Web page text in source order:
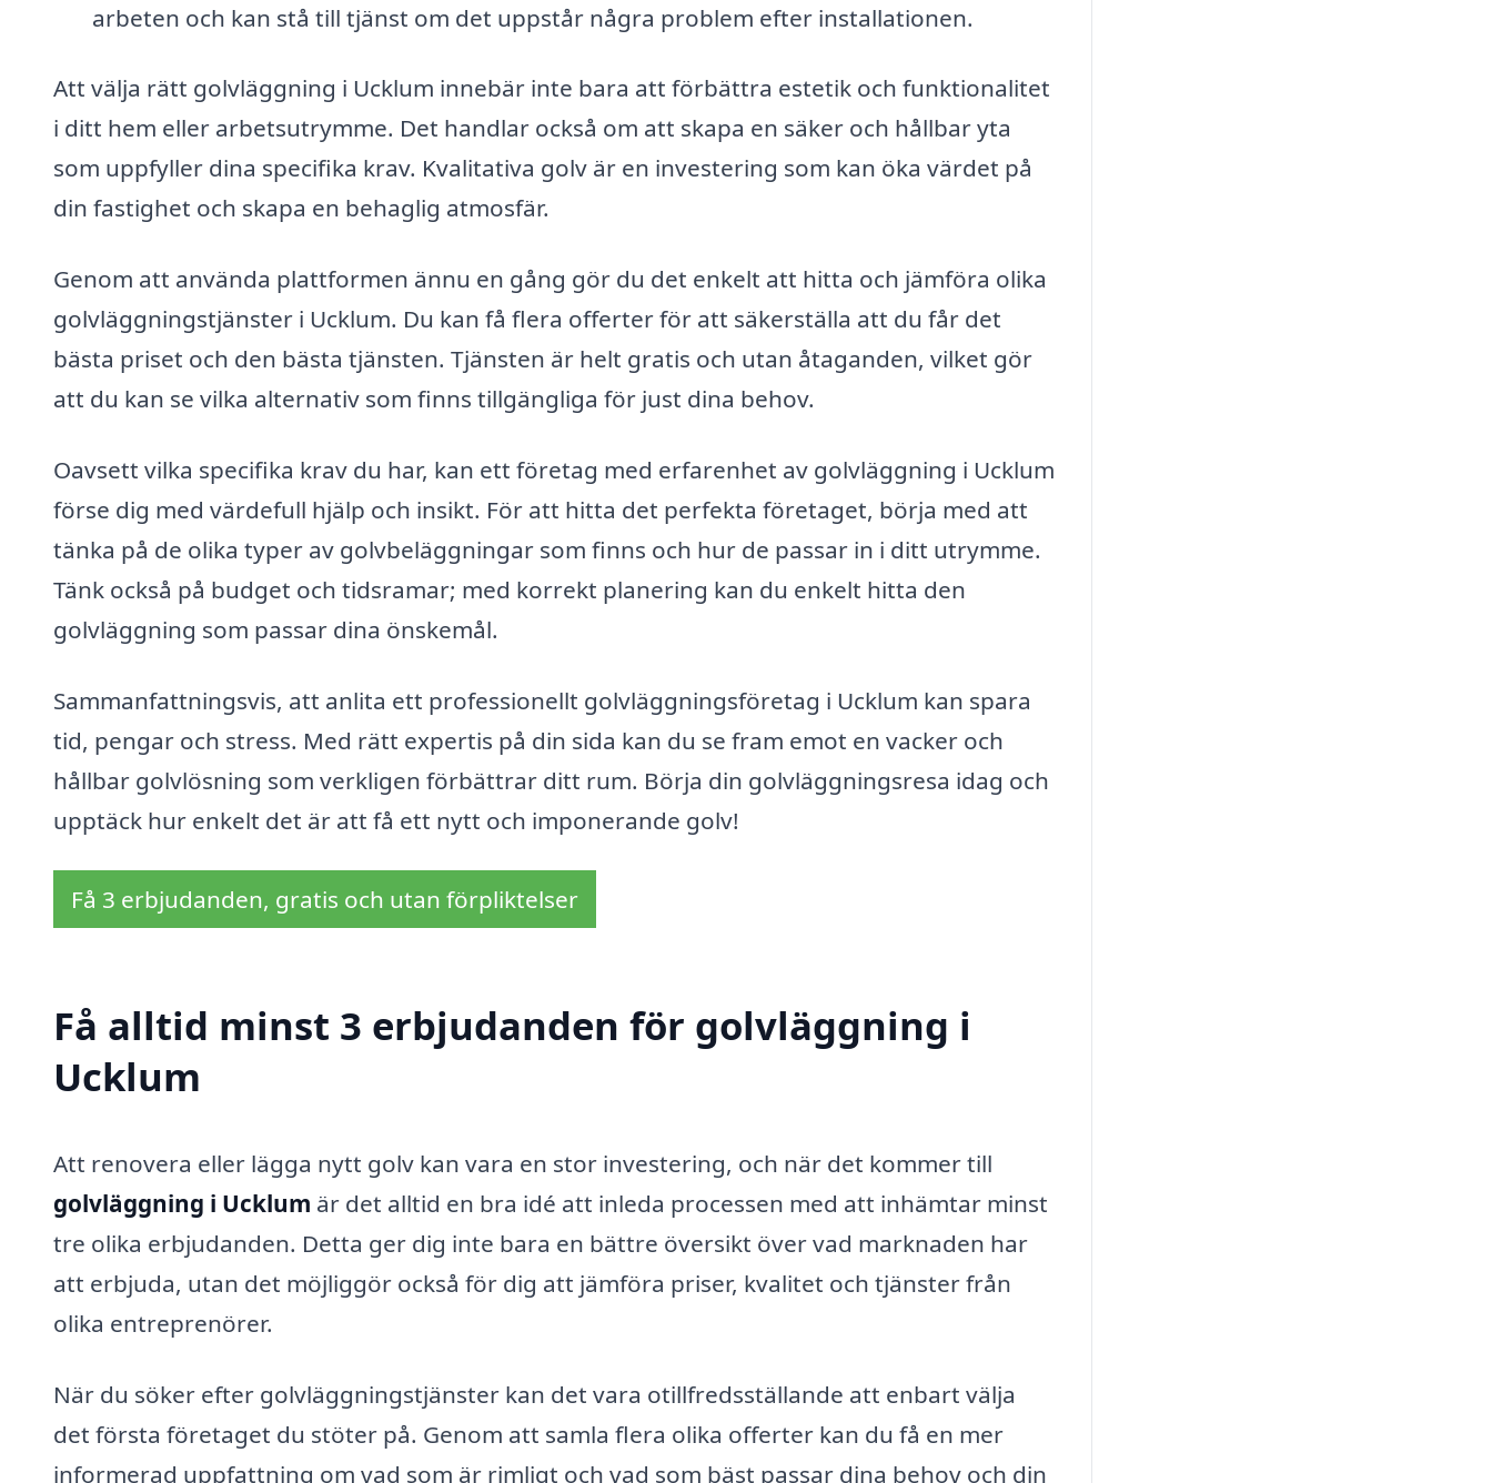
arbeten och kan stå till tjänst om det uppstår några problem efter installationen.
Att välja rätt golvläggning i Ucklum innebär inte bara att förbättra estetik och funktionalitet
i ditt hem eller arbetsutrymme. Det handlar också om att skapa en säker och hållbar yta
som uppfyller dina specifika krav. Kvalitativa golv är en investering som kan öka värdet på
din fastighet och skapa en behaglig atmosfär.
Genom att använda plattformen ännu en gång gör du det enkelt att hitta och jämföra olika
golvläggningstjänster i Ucklum. Du kan få flera offerter för att säkerställa att du får det
bästa priset och den bästa tjänsten. Tjänsten är helt gratis och utan åtaganden, vilket gör
att du kan se vilka alternativ som finns tillgängliga för just dina behov.
Oavsett vilka specifika krav du har, kan ett företag med erfarenhet av golvläggning i Ucklum
förse dig med värdefull hjälp och insikt. För att hitta det perfekta företaget, börja med att
tänka på de olika typer av golvbeläggningar som finns och hur de passar in i ditt utrymme.
Tänk också på budget och tidsramar; med korrekt planering kan du enkelt hitta den
golvläggning som passar dina önskemål.
Sammanfattningsvis, att anlita ett professionellt golvläggningsföretag i Ucklum kan spara
tid, pengar och stress. Med rätt expertis på din sida kan du se fram emot en vacker och
hållbar golvlösning som verkligen förbättrar ditt rum. Börja din golvläggningsresa idag och
upptäck hur enkelt det är att få ett nytt och imponerande golv!
Få 3 erbjudanden, gratis och utan förpliktelser
Få alltid minst 3 erbjudanden för golvläggning i
Ucklum
Att renovera eller lägga nytt golv kan vara en stor investering, och när det kommer till
golvläggning i Ucklum är det alltid en bra idé att inleda processen med att inhämtar minst
tre olika erbjudanden. Detta ger dig inte bara en bättre översikt över vad marknaden har
att erbjuda, utan det möjliggör också för dig att jämföra priser, kvalitet och tjänster från
olika entreprenörer.
När du söker efter golvläggningstjänster kan det vara otillfredsställande att enbart välja
det första företaget du stöter på. Genom att samla flera olika offerter kan du få en mer
informerad uppfattning om vad som är rimligt och vad som bäst passar dina behov och din